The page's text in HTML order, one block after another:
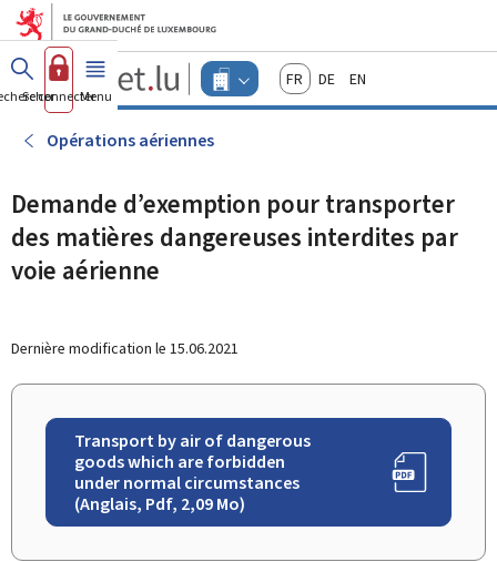
Aller au menu principal
Aller au contenu
Guichet.lu
Changer
d'espace
actif
FrançaisDeutschEnglish
Se connecterMenu principal
Opérations aériennes
Demande d’exemption pour transporter
des matières dangereuses interdites par
voie aérienne
Dernière modification le 15.06.2021
Transport by air of dangerous
goods which are forbidden
under normal circumstances
(Anglais, Pdf, 2,09 Mo)